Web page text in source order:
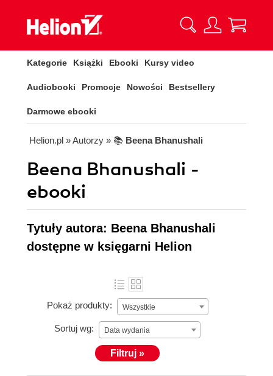
Kategorie Książki Ebooki Kursy video
Audiobooki Promocje Nowości Bestsellery
Darmowe ebooki
Helion.pl » Autorzy » 📚 Beena Bhanushali
Beena Bhanushali -
ebooki
Tytuły autora: Beena Bhanushali
dostępne w księgarni Helion
Pokaż produkty: Wszystkie
Sortuj wg: Data wydania
Filtruj »